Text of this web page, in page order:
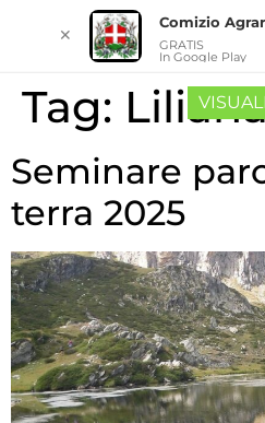
Tag:
Seminare
terra 2025
✕
Comizio
GRATIS
In Google Play